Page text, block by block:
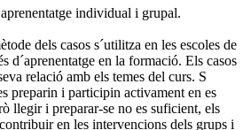
individual i grupal.
dels casos s´utilitza en les escoles de
d´aprenentatge en la formació. Els casos
relació amb els temes del curs. S
preparin i participin activament en es
llegir i preparar-se no es suficient, els
en les intervencions dels grups i